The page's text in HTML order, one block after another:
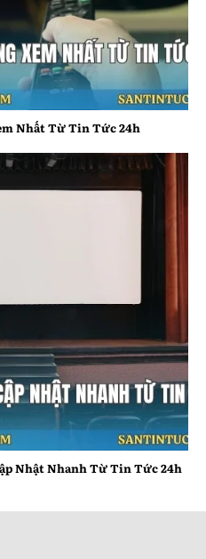
Xem Nhất Từ Tin Tức
Nhất Từ Tin Tức 24h
Cập Nhật Nhanh Từ Tin
Nhật Nhanh Từ Tin Tức 24h